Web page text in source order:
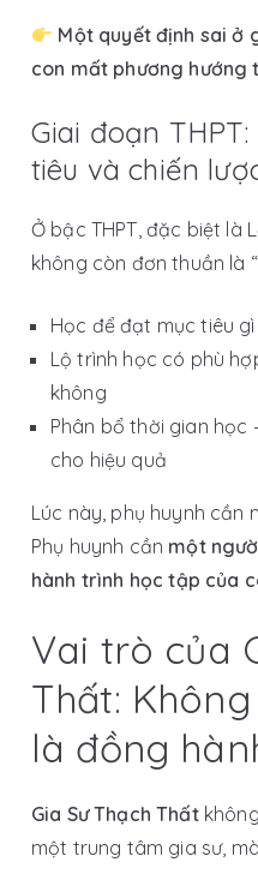
Một quyết định sai ở
con mất phương hướng
Giai đoạn
tiêu và chiến
Ở bậc THPT, đặc biệt là
không còn đơn thuần là
Học để đạt mục tiêu gì
Lộ trình học có phù
không
Phân bổ thời gian học
cho hiệu quả
Lúc này, phụ huynh cần
Phụ huynh cần một
hành trình học tập của
Vai trò của
Thất:
là đồng
Gia Sư Thạch Thất
một trung tâm gia sư,